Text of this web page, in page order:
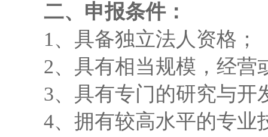
二、申报条件：
1、具备独立法人资格；
2、具有相当规模，经营
3、具有专门的研究与开
4、拥有较高水平的专业